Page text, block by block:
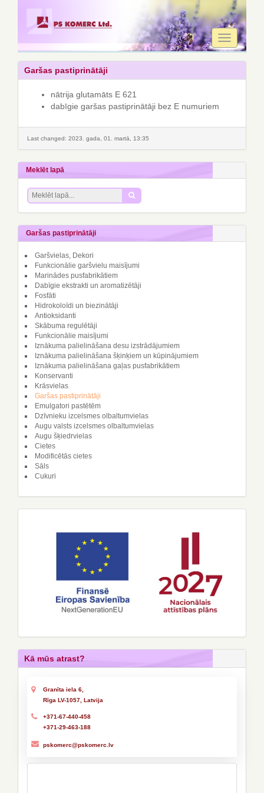
Toggle
navigation
Garšas pastiprinātāji
nātrija glutamāts Е 621
dabīgie garšas pastiprinātāji bez E numuriem
Last changed: 2023. gada, 01. martā, 13:35
Meklēt lapā
Garšas pastiprinātāji
Garšvielas, Dekori
Funkcionālie garšvielu maisījumi
Marinādes pusfabrikātiem
Dabīgie ekstrakti un aromatizētāji
Fosfāti
Hidrokoloīdi un biezinātāji
Antioksidanti
Skābuma regulētāji
Funkcionālie maisījumi
Iznākuma palielināšana desu izstrādājumiem
Iznākuma palielināšana šķinķiem un kūpinājumiem
Iznākuma palielināšana gaļas pusfabrikātiem
Konservanti
Krāsvielas
Garšas pastiprinātāji
Emulgatori pastētēm
Dzīvnieku izcelsmes olbaltumvielas
Augu valsts izcelsmes olbaltumvielas
Augu šķiedrvielas
Cietes
Modificētās cietes
Sāls
Cukuri
Kā mūs atrast?
Granīta iela 6,
Rīga LV-1057, Latvija
+371-67-440-458
+371-29-463-188
pskomerc@pskomerc.lv